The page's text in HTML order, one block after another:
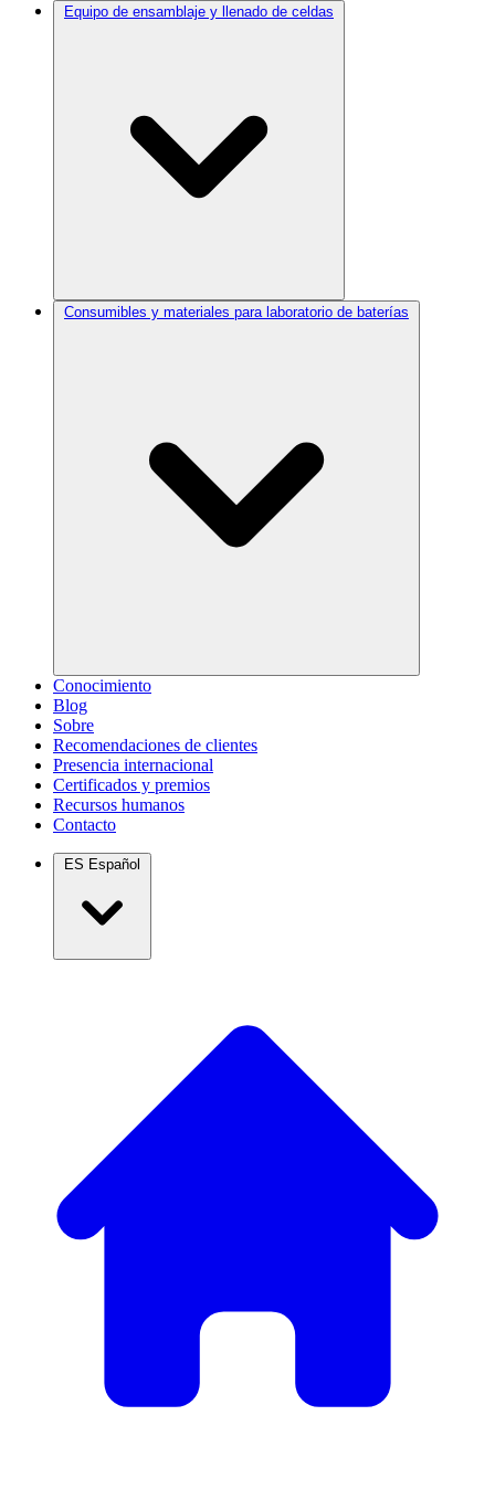
Equipo de ensamblaje y llenado de celdas
Consumibles y materiales para laboratorio de baterías
Conocimiento
Blog
Sobre
Recomendaciones de clientes
Presencia internacional
Certificados y premios
Recursos humanos
Contacto
ES Español